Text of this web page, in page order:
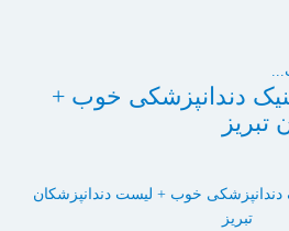
دندانپزشکی خوب +